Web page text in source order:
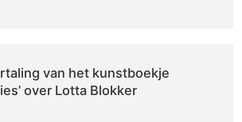
van het kunstboekje
over Lotta Blokker